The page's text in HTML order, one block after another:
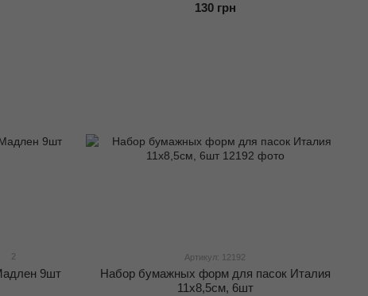
130 грн
2
9шт
Артикул: 12192
Набор бумажных форм для пасок Италия
11х8,5см, 6шт